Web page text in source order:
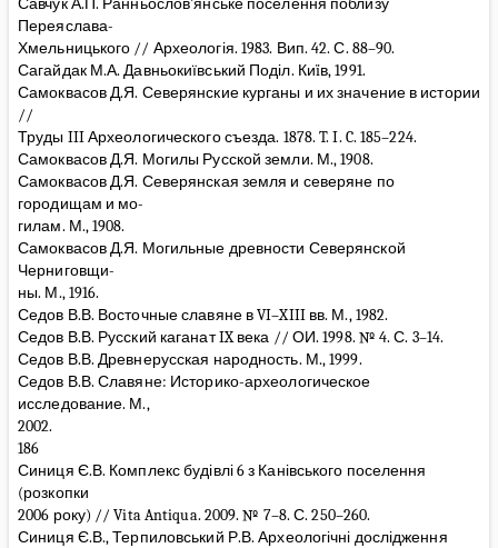
Савчук А.П. Ранньослов’янське поселення поблизу
Переяслава-
Хмельницького // Археологія. 1983. Вип. 42. С. 88–90.
Сагайдак М.А. Давньокиївський Поділ. Киïв, 1991.
Самоквасов Д.Я. Северянские курганы и их значение в истории
//
Труды III Археологического съезда. 1878. T. I. C. 185–224.
Самоквасов Д.Я. Могилы Русской земли. М., 1908.
Самоквасов Д.Я. Северянская земля и северяне по
городищам и мо-
гилам. М., 1908.
Самоквасов Д.Я. Могильные древности Северянской
Черниговщи-
ны. М., 1916.
Седов В.В. Восточные славяне в VI–XIII вв. М., 1982.
Седов В.В. Русский каганат IX века // ОИ. 1998. № 4. С. 3–14.
Седов В.В. Древнерусская народность. М., 1999.
Седов В.В. Славяне: Историко-археологическое
исследование. М.,
2002.
186
Синиця Є.В. Комплекс будівлі 6 з Канівського поселення
(розкопки
2006 року) // Vita Antiqua. 2009. № 7–8. С. 250–260.
Синиця Є.В., Терпиловський Р.В. Археологічні дослідження